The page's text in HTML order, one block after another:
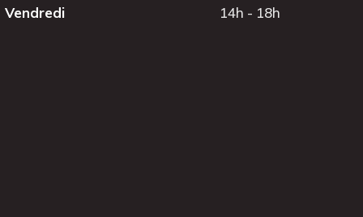
Vendredi 14h - 18h